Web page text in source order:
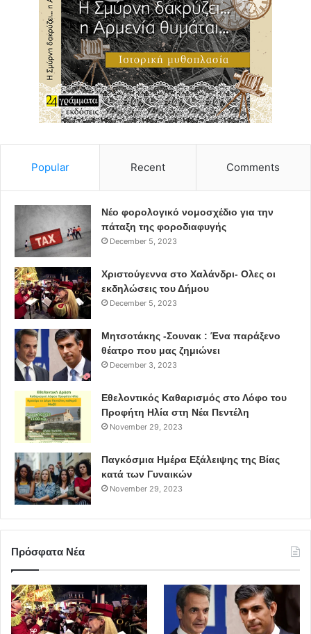
Popular Recent Comments
Νέο φορολογικό νομοσχέδιο για την
πάταξη της φοροδιαφυγής
December 5, 2023
Χριστούγεννα στο Χαλάνδρι- Ολες οι
εκδηλώσεις του Δήμου
December 5, 2023
Μητσοτάκης -Σουνακ : Ένα παράξενο
θέατρο που μας ζημιώνει
December 3, 2023
Εθελοντικός Καθαρισμός στο Λόφο του
Προφήτη Ηλία στη Νέα Πεντέλη
November 29, 2023
Παγκόσμια Ημέρα Εξάλειψης της Βίας
κατά των Γυναικών
November 29, 2023
Πρόσφατα Νέα